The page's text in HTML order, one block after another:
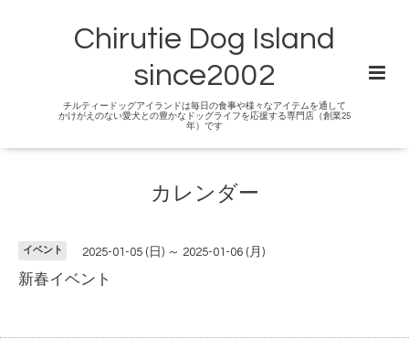
Chirutie Dog Island
since2002
チルティードッグアイランドは毎日の食事や様々なアイテムを通して
かけがえのない愛犬との豊かなドッグライフを応援する専門店（創業25
年）です
カレンダー
イベント 2025-01-05 (日) ～ 2025-01-06 (月)
新春イベント